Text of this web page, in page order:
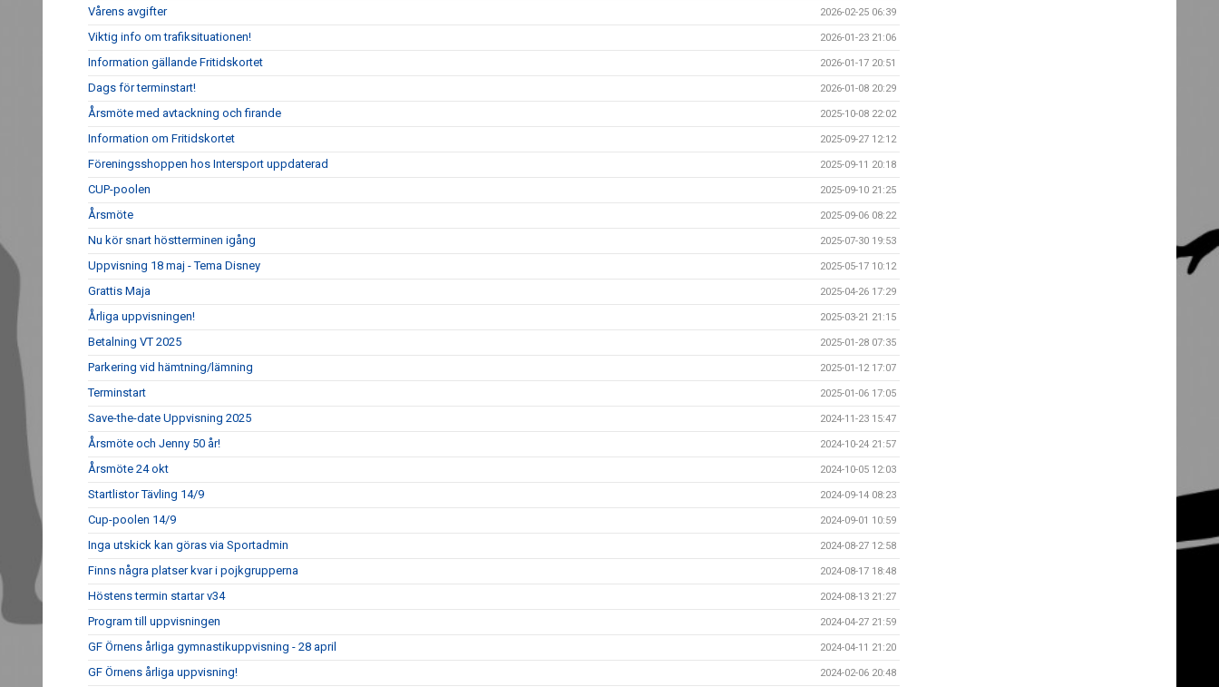
Vårens avgifter 2026-02-25 06:39
Viktig info om trafiksituationen! 2026-01-23 21:06
Information gällande Fritidskortet 2026-01-17 20:51
Dags för terminstart! 2026-01-08 20:29
Årsmöte med avtackning och firande 2025-10-08 22:02
Information om Fritidskortet 2025-09-27 12:12
Föreningsshoppen hos Intersport uppdaterad 2025-09-11 20:18
CUP-poolen 2025-09-10 21:25
Årsmöte 2025-09-06 08:22
Nu kör snart höstterminen igång 2025-07-30 19:53
Uppvisning 18 maj - Tema Disney 2025-05-17 10:12
Grattis Maja 2025-04-26 17:29
Årliga uppvisningen! 2025-03-21 21:15
Betalning VT 2025 2025-01-28 07:35
Parkering vid hämtning/lämning 2025-01-12 17:07
Terminstart 2025-01-06 17:05
Save-the-date Uppvisning 2025 2024-11-23 15:47
Årsmöte och Jenny 50 år! 2024-10-24 21:57
Årsmöte 24 okt 2024-10-05 12:03
Startlistor Tävling 14/9 2024-09-14 08:23
Cup-poolen 14/9 2024-09-01 10:59
Inga utskick kan göras via Sportadmin 2024-08-27 12:58
Finns några platser kvar i pojkgrupperna 2024-08-17 18:48
Höstens termin startar v34 2024-08-13 21:27
Program till uppvisningen 2024-04-27 21:59
GF Örnens årliga gymnastikuppvisning - 28 april 2024-04-11 21:20
GF Örnens årliga uppvisning! 2024-02-06 20:48